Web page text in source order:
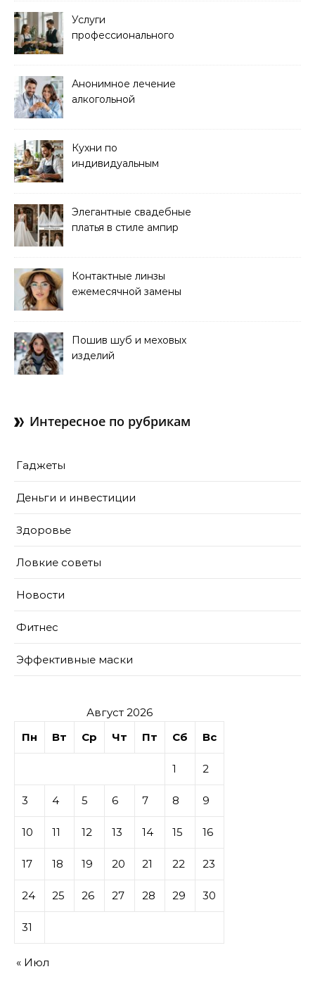
Услуги
профессионального
формата
Анонимное лечение
алкогольной
Кухни по
индивидуальным
Элегантные свадебные
платья в стиле ампир
Контактные линзы
ежемесячной замены
Пошив шуб и меховых
изделий
Интересное по рубрикам
Гаджеты
Деньги и инвестиции
Здоровье
Ловкие советы
Новости
Фитнес
Эффективные маски
Август 2026
Пн
Вт Ср Чт Пт Сб Вс
1 2
3 4 5 6 7 8 9
10 11 12 13 14 15 16
17 18 19 20 21 22 23
24 25 26 27 28 29 30
31
« Июл